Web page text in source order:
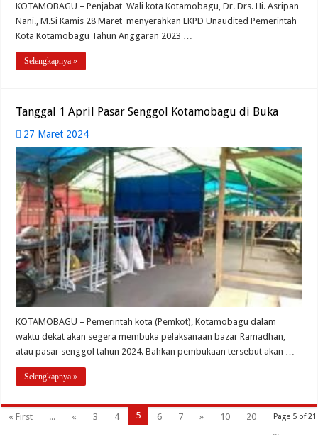
KOTAMOBAGU – Penjabat Wali kota Kotamobagu, Dr. Drs. Hi. Asripan
Nani., M.Si Kamis 28 Maret menyerahkan LKPD Unaudited Pemerintah
Kota Kotamobagu Tahun Anggaran 2023 …
Selengkapnya »
Tanggal 1 April Pasar Senggol Kotamobagu di Buka
27 Maret 2024
KOTAMOBAGU – Pemerintah kota (Pemkot), Kotamobagu dalam
waktu dekat akan segera membuka pelaksanaan bazar Ramadhan,
atau pasar senggol tahun 2024. Bahkan pembukaan tersebut akan …
Selengkapnya »
Page 5 of 21
« First ... « 3 4 5 6 7 » 10
20
...